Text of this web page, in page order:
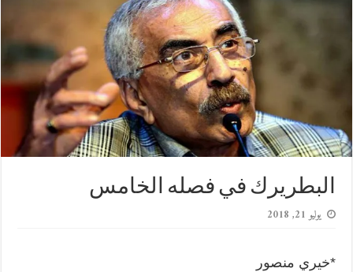
البطريرك في فصله الخامس
يوليو 21, 2018
*خيري منصور